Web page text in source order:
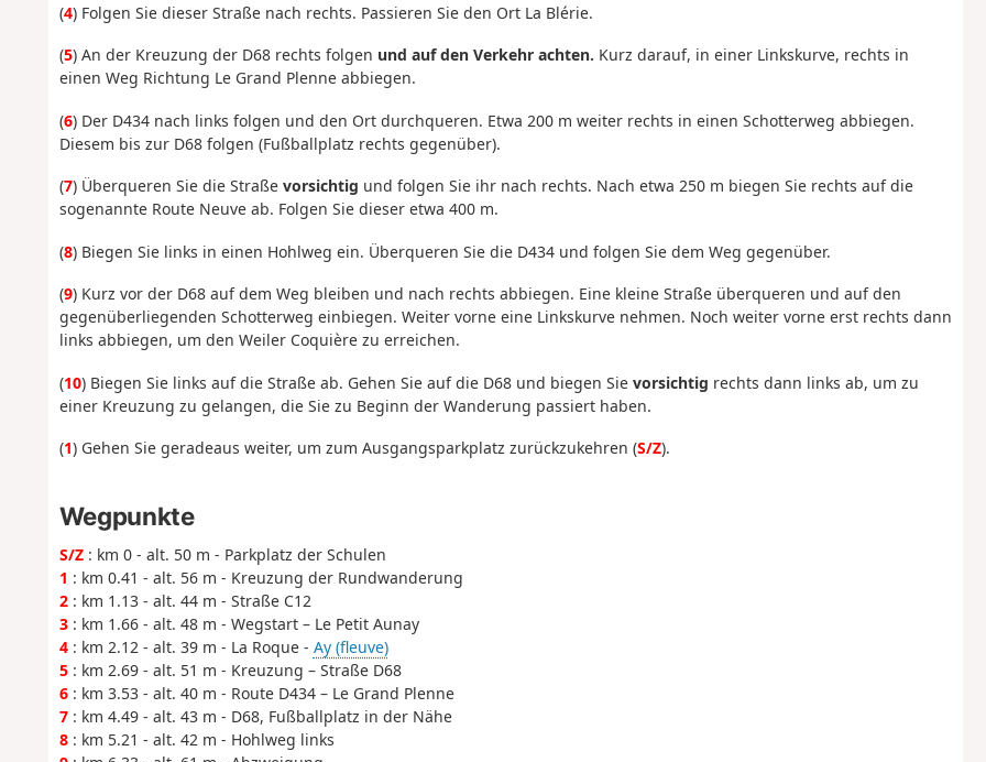
(4) Folgen Sie dieser Straße nach rechts. Passieren Sie den Ort La Blérie.
(5) An der Kreuzung der D68 rechts folgen und auf den Verkehr achten. Kurz darauf, in einer Linkskurve, rechts in
einen Weg Richtung Le Grand Plenne abbiegen.
(6) Der D434 nach links folgen und den Ort durchqueren. Etwa 200 m weiter rechts in einen Schotterweg abbiegen.
Diesem bis zur D68 folgen (Fußballplatz rechts gegenüber).
(7) Überqueren Sie die Straße vorsichtig und folgen Sie ihr nach rechts. Nach etwa 250 m biegen Sie rechts auf die
sogenannte Route Neuve ab. Folgen Sie dieser etwa 400 m.
(8) Biegen Sie links in einen Hohlweg ein. Überqueren Sie die D434 und folgen Sie dem Weg gegenüber.
(9) Kurz vor der D68 auf dem Weg bleiben und nach rechts abbiegen. Eine kleine Straße überqueren und auf den
gegenüberliegenden Schotterweg einbiegen. Weiter vorne eine Linkskurve nehmen. Noch weiter vorne erst rechts dann
links abbiegen, um den Weiler Coquière zu erreichen.
(10) Biegen Sie links auf die Straße ab. Gehen Sie auf die D68 und biegen Sie vorsichtig rechts dann links ab, um zu
einer Kreuzung zu gelangen, die Sie zu Beginn der Wanderung passiert haben.
(1) Gehen Sie geradeaus weiter, um zum Ausgangsparkplatz zurückzukehren (S/Z).
Wegpunkte
S/Z: km 0 - alt. 50 m - Parkplatz der Schulen
1 : km 0.41 - alt. 56 m - Kreuzung der Rundwanderung
2: km 1.13 - alt. 44 m - Straße C12
3: km 1.66 - alt. 48 m - Wegstart – Le Petit Aunay
4: km 2.12 - alt. 39 m - La Roque - Ay (fleuve)
5: km 2.69 - alt. 51 m - Kreuzung – Straße D68
6: km 3.53 - alt. 40 m - Route D434 – Le Grand Plenne
7: km 4.49 - alt. 43 m - D68, Fußballplatz in der Nähe
8: km 5.21 - alt. 42 m - Hohlweg links